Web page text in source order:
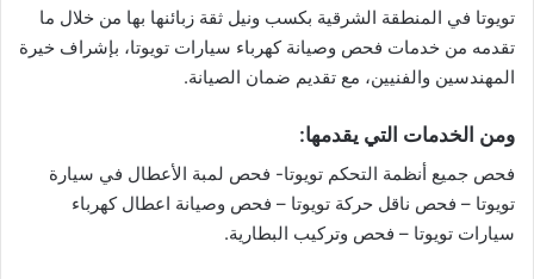
تويوتا في المنطقة الشرقية بكسب ونيل ثقة زبائنها بها من خلال ما
تقدمه من خدمات فحص وصيانة كهرباء سيارات تويوتا، بإشراف خيرة
المهندسين والفنيين، مع تقديم ضمان الصيانة.
ومن الخدمات التي يقدمها:
فحص جميع أنظمة التحكم تويوتا- فحص لمبة الأعطال في سيارة
تويوتا – فحص ناقل حركة تويوتا – فحص وصيانة اعطال كهرباء
سيارات تويوتا – فحص وتركيب البطارية.